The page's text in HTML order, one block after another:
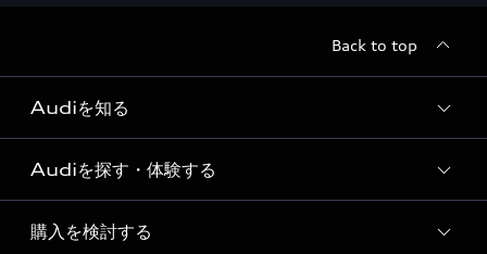
Back to top
Audiを知る
Audi ブランド
Story of Progress
Audiを探す・体験する
ディーラー検索
購入を検討する